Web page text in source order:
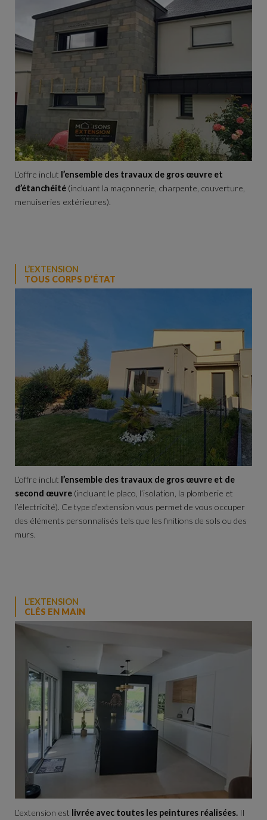
L’offre inclut l’ensemble des travaux de gros œuvre et
d’étanchéité (incluant la maçonnerie, charpente, couverture,
menuiseries extérieures).
L’EXTENSION
TOUS CORPS D’ÉTAT
L’offre inclut l’ensemble des travaux de gros œuvre et de
second œuvre (incluant le placo, l’isolation, la plomberie et
l’électricité). Ce type d’extension vous permet de vous occuper
des éléments personnalisés tels que les finitions de sols ou des
murs.
L’EXTENSION
CLÉS EN MAIN
L’extension est livrée avec toutes les peintures réalisées. Il